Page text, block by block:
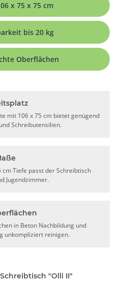
x 75 x 75 cm
bis 20 kg
Oberflächen
mit 106 x 75 cm bietet genügend
Schreibutensilien.
Tiefe passt der Schreibtisch
Jugendzimmer.
in Beton Nachbildung und
unkompliziert reinigen.
"Olli II"